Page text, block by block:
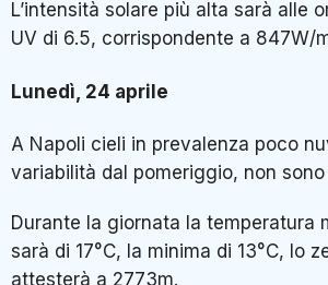
L’intensità solare più alta sarà alle
UV di 6.5, corrispondente a 847W/
Lunedì, 24 aprile
A Napoli cieli in prevalenza poco
variabilità dal pomeriggio, non
Durante la giornata la temperatura
sarà di 17°C, la minima di 13°C, lo
attesterà a 2773m.